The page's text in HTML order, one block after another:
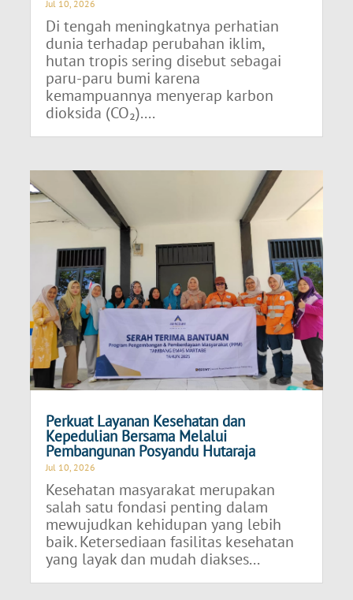
Jul 10, 2026
Di tengah meningkatnya perhatian
dunia terhadap perubahan iklim,
hutan tropis sering disebut sebagai
paru-paru bumi karena
kemampuannya menyerap karbon
dioksida (CO₂)....
Perkuat Layanan Kesehatan dan
Kepedulian Bersama Melalui
Pembangunan Posyandu Hutaraja
Jul 10, 2026
Kesehatan masyarakat merupakan
salah satu fondasi penting dalam
mewujudkan kehidupan yang lebih
baik. Ketersediaan fasilitas kesehatan
yang layak dan mudah diakses...